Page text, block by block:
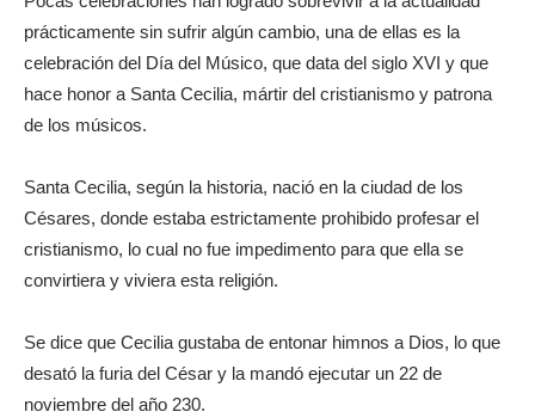
prácticamente sin sufrir algún cambio, una de ellas es la
celebración del Día del Músico, que data del siglo XVI y que
hace honor a Santa Cecilia, mártir del cristianismo y patrona
de los músicos.
Santa Cecilia, según la historia, nació en la ciudad de los
Césares, donde estaba estrictamente prohibido profesar el
cristianismo, lo cual no fue impedimento para que ella se
convirtiera y viviera esta religión.
Se dice que Cecilia gustaba de entonar himnos a Dios, lo que
desató la furia del César y la mandó ejecutar un 22 de
noviembre del año 230.